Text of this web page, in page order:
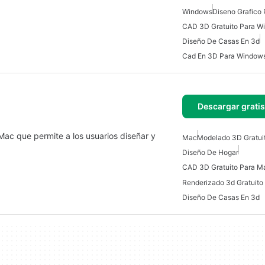
WindowsDiseno Grafico
CAD 3D Gratuito Para
Diseño De Casas En 3d
Cad En 3D Para
Descargar
que permite a los usuarios diseñar y MacModelado 3D
Diseño De Hogar
CAD 3D Gratuito Para
Renderizado 3d
Diseño De Casas En 3d